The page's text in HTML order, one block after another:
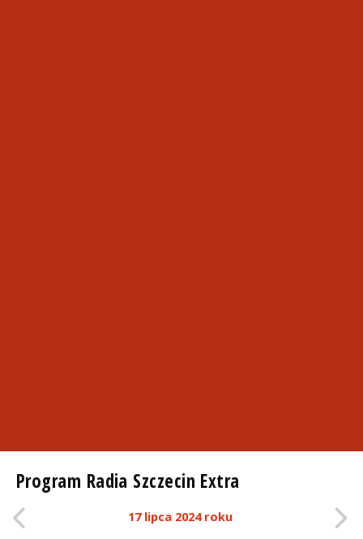
Program Radia Szczecin Extra
17 lipca 2024 roku